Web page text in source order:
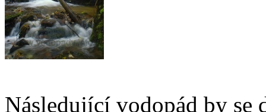
Následující vodopád by se